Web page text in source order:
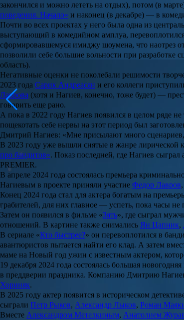
закончился и можно лететь на отдых), потом (в
поведения. Начало» и наконец (в декабре) — в
Почти во всех проектах у него была одна из
выступающий в комедийном амплуа,
сформировавшемуся имиджу шоумена, что наотрез
позволили себе большие вольности при
область).
Негативные оценки не поколебали решимости
2023 года Сарик Андреасян и его коллеги
Лаврова (хотя и Нагиев, конечно, тоже будет) —
говорить еще рано.
А пока в 2022 году Нагиев появился в целом ряде
пощекотать себе нервы на этот период был
Дмитрий Нагиев: «Мне присылают много
В 2023 году уже вышли снятые в жанре лирической
про бандитов». Показ последней, где Нагиев
PREMIER.
В апреле 2024 года состоялась премьера
Нагиевым в проекте приняли участие Федор Лавров,
Конец 2024 года стал для актера богатым на
грабителей, для них главное — успеть, пока часы
Затем он появился в фильме «Зять», где сыграл
отношений. В картине также снимались Ян Цапник,
В сериале «Кто быстрее?» он перевоплотился в
авантюристов пытается найти его клад. А затем
маме на Новый год ужин с известным актером,
19 декабря 2024 года состоялась большая
в преддверии праздника. Компанию Дмитрию
Хориняк.
В 2025 году актер появится в историческом
сыграли Петр Рыков, Александр Лыков, Роман
Вместе Александром Метелкиным, Анатолием